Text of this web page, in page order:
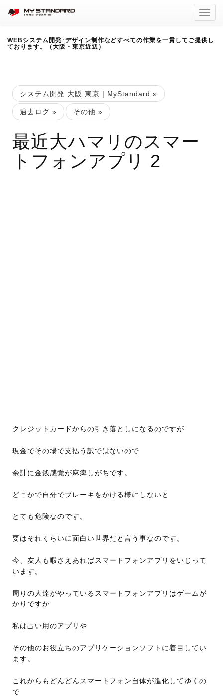
WEBシステム開発･デザイン制作などすべての作業を一貫してご提供し
ております。（大阪・東京近辺）
システム開発 大阪 東京｜MyStandard »
過去ログ » その他 »
最近大ハマリのスマー
トフォンアプリ 2
クレジットカードからの引き落としになるのですが
現金でその場で支払う訳ではないので
余計に金銭感覚が麻痺しがちです。
どこかで自分でブレーキをかける様にしないと
とても危険なのです。
要はそれくらいに面白い世界だと言う事なのです。
今、友人も暇さえあればスマートフォンアプリをいじって
います。
周りの人達がやっているスマートフォンアプリはゲームが
かりですが
私は占い用のアプリや
その他のお役立ちのアプリケーションソフトに着目してい
ます。
これからもどんどんスマートフォン自体が進化してゆくの
で